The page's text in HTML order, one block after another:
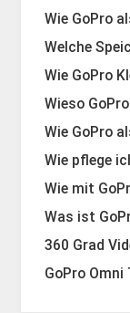
Wie GoPro
Welche
Wie GoPro
Wieso
Wie GoPro
Wie pflege
Wie mit
Was ist
360 Grad
GoPro Omni